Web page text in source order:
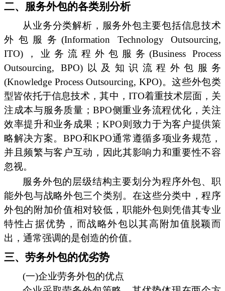
二、服务外包的各类别分析
从业务分类解析，服务外包主要包括信息技术
外包服务(Information Technology Outsourcing,
ITO)，业务流程外包服务(Business Process
Outsourcing, BPO)以及知识流程外包服务
(Knowledge Process Outsourcing, KPO)。这些外包类
型皆依托于信息技术，其中，ITO着重技术层面，关
注成本与服务质量；BPO侧重业务流程优化，关注
效率提升和业务成果；KPO则致力于为客户提供策
略解决方案。BPO和KPO通常遵循多项业务规范，
并且频繁与客户互动，因此其影响力和重要性不容
忽视。
服务外包的层级结构主要划分为程序外包、职
能外包与战略外包三个类别。在这些分类中，程序
外包的附加价值相对较低，职能外包则凭借其专业
特性占据优势，而战略外包以其高附加值脱颖而
出，通常强调的是创造的价值。
三、劳务外包的优劣势
(一)企业劳务外包的优点